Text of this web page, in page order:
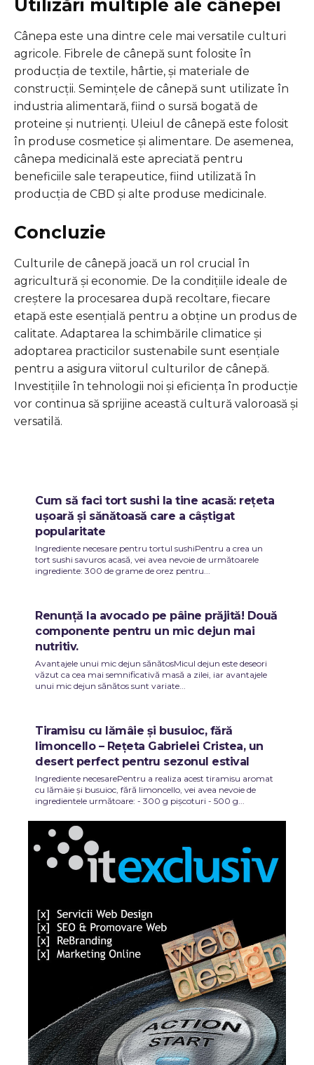
Utilizări multiple ale cânepei
Cânepa este una dintre cele mai versatile culturi
agricole. Fibrele de cânepă sunt folosite în
producția de textile, hârtie, și materiale de
construcții. Semințele de cânepă sunt utilizate în
industria alimentară, fiind o sursă bogată de
proteine și nutrienți. Uleiul de cânepă este folosit
în produse cosmetice și alimentare. De asemenea,
cânepa medicinală este apreciată pentru
beneficiile sale terapeutice, fiind utilizată în
producția de CBD și alte produse medicinale.
Concluzie
Culturile de cânepă joacă un rol crucial în
agricultură și economie. De la condițiile ideale de
creștere la procesarea după recoltare, fiecare
etapă este esențială pentru a obține un produs de
calitate. Adaptarea la schimbările climatice și
adoptarea practicilor sustenabile sunt esențiale
pentru a asigura viitorul culturilor de cânepă.
Investițiile în tehnologii noi și eficiența în producție
vor continua să sprijine această cultură valoroasă și
versatilă.
Cum să faci tort sushi la tine acasă: rețeta
ușoară și sănătoasă care a câștigat
popularitate
Ingrediente necesare pentru tortul sushiPentru a crea un
tort sushi savuros acasă, vei avea nevoie de următoarele
ingrediente: 300 de grame de orez pentru...
Renunță la avocado pe pâine prăjită! Două
componente pentru un mic dejun mai
nutritiv.
Avantajele unui mic dejun sănătosMicul dejun este deseori
văzut ca cea mai semnificativă masă a zilei, iar avantajele
unui mic dejun sănătos sunt variate...
Tiramisu cu lămâie și busuioc, fără
limoncello – Rețeta Gabrielei Cristea, un
desert perfect pentru sezonul estival
Ingrediente necesarePentru a realiza acest tiramisu aromat
cu lămâie și busuioc, fără limoncello, vei avea nevoie de
ingredientele următoare: - 300 g pișcoturi - 500 g...